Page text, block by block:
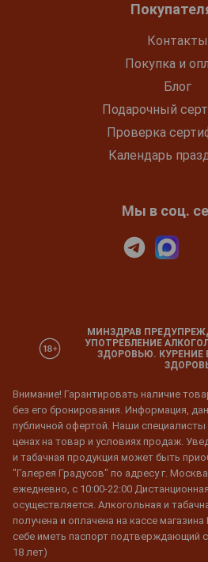
Контакты
Покупка и
Блог
Подарочный
Проверка
Календарь
Мы в соц.
МИНЗДРАВ
УПОТРЕБЛЕНИЕ
ЗДОРОВЬЮ. КУРЕНИЕ
Внимание! Гарантировать наличие
без его бронирования. Информация,
публичной офертой. Наши
ценах на товар и условиях продаж.
и табачная продукция может быть
"Галерея Градусов" по адресу г.
ежедневно, с 10:00-22:00
осуществляется. Алкогольная и
получена и оплачена на кассе
себе иметь паспорт подтверждающий
18 лет)